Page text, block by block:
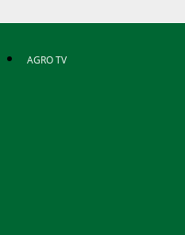
AGRO TV